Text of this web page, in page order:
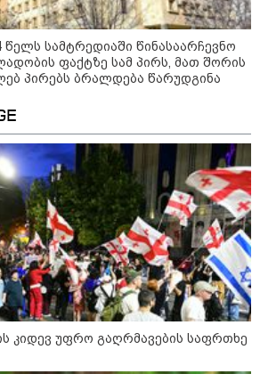
ზოგადი
აგვისტო აგარაკზე: ეს 5 საქმე
უნდა მოასწროთ შემოდგომის
დადგომამდე
ფული ამ ზოდიაქოს ნიშნების
ხელში აღმოჩნდება: ვინ
სამტრედიაში წინასაარჩევნო
ფაქტზე სამ პირს, მათ შორის
პირებს ბრალდება წარუდგინა
კიდევ უფრო გაღრმავების საფრთხე